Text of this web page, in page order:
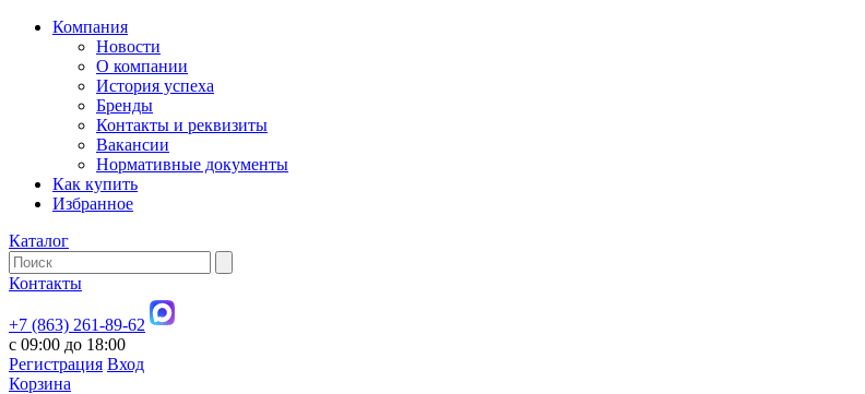
Компания
Новости
О компании
История успеха
Бренды
Контакты и реквизиты
Вакансии
Нормативные документы
Как купить
Избранное
Каталог
Контакты
+7 (863) 261-89-62
с 09:00 до 18:00
Регистрация Вход
Корзина